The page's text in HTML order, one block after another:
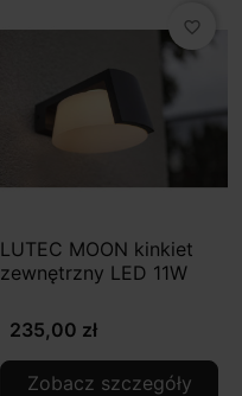
favorite_border
LUTEC MOON kinkiet
zewnętrzny LED 11W
235,00 zł
Zobacz szczegóły